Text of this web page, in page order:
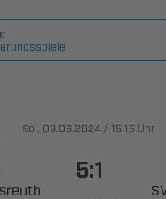
., /  Uhr
